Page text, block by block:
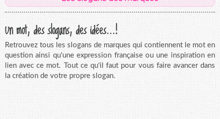
Un mot, des slogans, des idées...!
Retrouvez tous les slogans de marques qui contiennent le mot en
question ainsi qu'une expression française ou une inspiration en
lien avec ce mot. Tout ce qu'il faut pour vous faire avancer dans
la création de votre propre slogan.